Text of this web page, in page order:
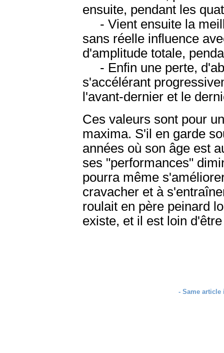
ensuite, pendant les
- Vient ensuite la
sans réelle influence
d'amplitude totale,
- Enfin une perte,
s'accélérant
l'avant-dernier et le
Ces valeurs sont pour
maxima. S'il en garde
années où son âge est
ses "performances"
pourra même
cravacher et à
roulait en père peinard
existe, et il est loin
- Same